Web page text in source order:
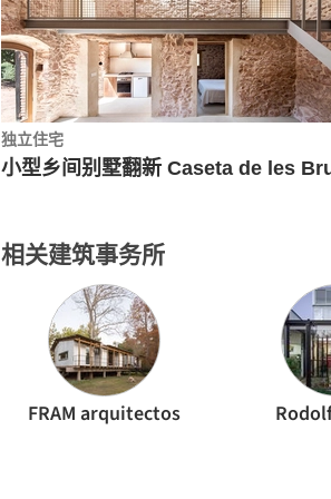
独立住宅
相关建筑事务所
FRAM arquitectos